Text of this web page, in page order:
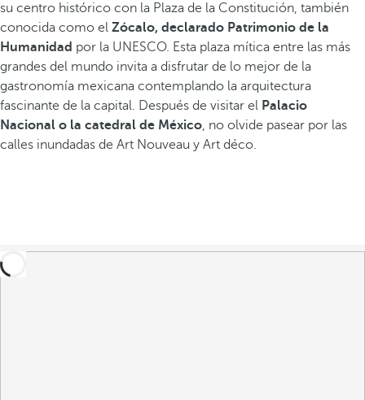
su centro histórico con la Plaza de la Constitución, también
conocida como el Zócalo, declarado Patrimonio de la
Humanidad por la UNESCO. Esta plaza mítica entre las más
grandes del mundo invita a disfrutar de lo mejor de la
gastronomía mexicana contemplando la arquitectura
fascinante de la capital. Después de visitar el Palacio
Nacional o la catedral de México, no olvide pasear por las
calles inundadas de Art Nouveau y Art déco.